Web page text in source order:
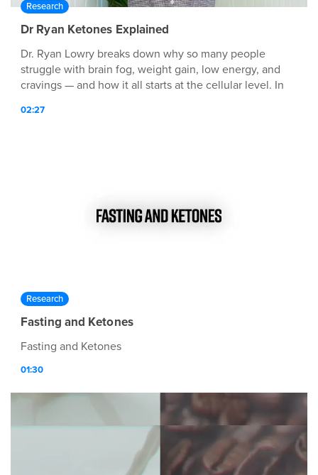
Research
Dr Ryan Ketones Explained
Dr. Ryan Lowry breaks down why so many people
struggle with brain fog, weight gain, low energy, and
cravings — and how it all starts at the cellular level. In
slowing down How energy production at the cellular
02:27
Research
Fasting and Ketones
Fasting and Ketones
01:30